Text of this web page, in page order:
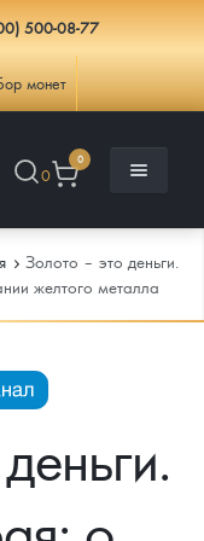
500-08-77
монет
0
0
Золото – это деньги.
желтого металла